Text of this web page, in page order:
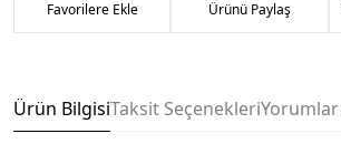
Favorilere Ekle Ürünü Paylaş
Ürün BilgisiTaksit SeçenekleriYorumlar